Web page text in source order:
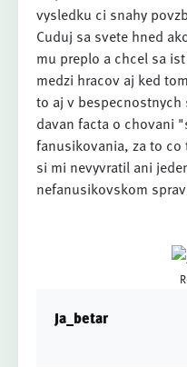
vysledku ci snahy
Cuduj sa svete hned
mu preplo a chcel sa
medzi hracov aj ked
to aj v
davan facta o chovani
fanusikovania, za to
si mi nevyvratil ani
nefanusikovskom
Ja_betar